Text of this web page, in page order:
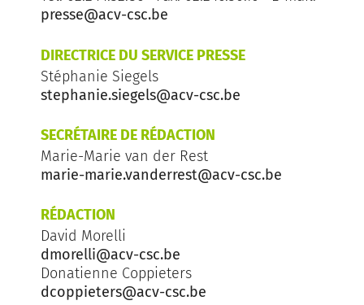
presse@acv-csc.be
DIRECTRICE DU SERVICE PRESSE
Stéphanie Siegels
stephanie.siegels@acv-csc.be
SECRÉTAIRE DE RÉDACTION
Marie-Marie van der Rest
marie-marie.vanderrest@acv-csc.be
RÉDACTION
David Morelli
dmorelli@acv-csc.be
Donatienne Coppieters
dcoppieters@acv-csc.be